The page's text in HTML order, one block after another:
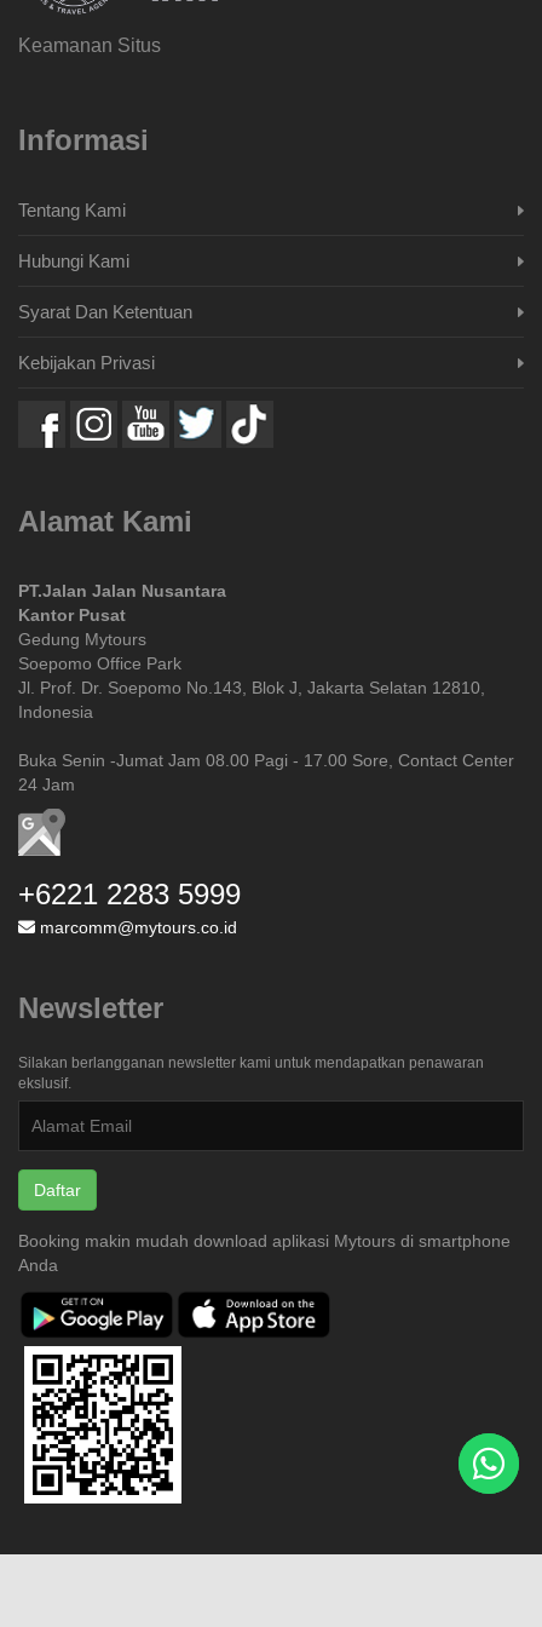
Keamanan Situs
Informasi
Tentang Kami
Hubungi Kami
Syarat Dan Ketentuan
Kebijakan Privasi
Alamat Kami
PT.Jalan Jalan Nusantara
Kantor Pusat
Gedung Mytours
Soepomo Office Park
Jl. Prof. Dr. Soepomo No.143, Blok J, Jakarta Selatan 12810,
Indonesia
Buka Senin -Jumat Jam 08.00 Pagi - 17.00 Sore, Contact Center
24 Jam
+6221 2283 5999
marcomm@mytours.co.id
Newsletter
Silakan berlangganan newsletter kami untuk mendapatkan penawaran
ekslusif.
Daftar
Booking makin mudah download aplikasi Mytours di smartphone
Anda